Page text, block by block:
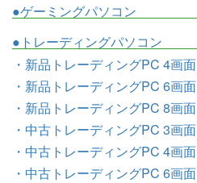
●ゲーミングパソコン
●トレーディングパソコン
・新品トレーディングPC 4画面
・新品トレーディングPC 6画面
・新品トレーディングPC 8画面
・中古トレーディングPC 3画面
・中古トレーディングPC 4画面
・中古トレーディングPC 6画面